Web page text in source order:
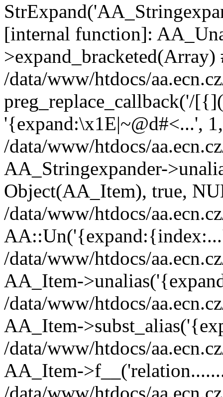
[internal function]:
>expand_bracketed(Array)
/data/www/htdocs/
preg_replace_callback('/
'{expand:\x1E|~@d#<...',
/data/www/htdocs/
AA_Stringexpander-
Object(AA_Item), true,
/data/www/htdocs/
/data/www/htdocs/
AA_Item-
/data/www/htdocs/
AA_Item-
/data/www/htdocs/
AA_Item-